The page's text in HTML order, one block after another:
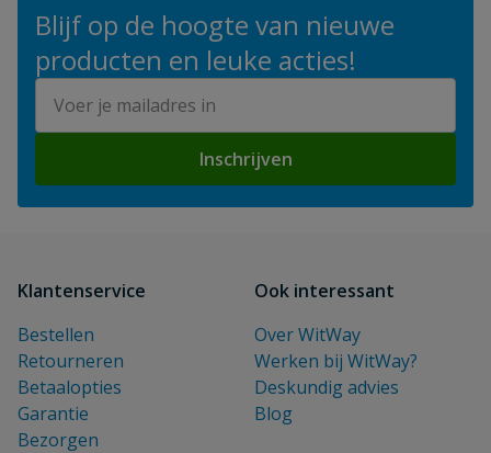
Blijf op de hoogte van nieuwe
producten en leuke acties!
Inschrijven
Klantenservice
Bestellen
Retourneren
Betaalopties
Garantie
Bezorgen
Ook interessant
Over WitWay
Werken bij WitWay?
Deskundig advies
Blog